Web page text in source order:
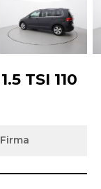
TSI 110
Firma